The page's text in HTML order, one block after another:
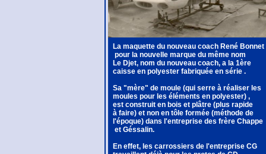
La maquette du nouveau coach René Bonnet
pour la nouvelle marque du même nom
Le Djet, nom du nouveau coach, a la 1ère
caisse en polyester fabriquée en série .
Sa "mère" de moule (qui serre à réaliser les
moules pour les éléments en polyester) ,
est construit en bois et plâtre (plus rapide
à faire) et non en tôle formée (méthode de
l'époque) dans l'entreprise des frère Chappe
et Géssalin.
En effet, les carrossiers de l'entreprise CG